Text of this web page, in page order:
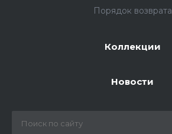
Порядок возврата
Коллекции
Новости